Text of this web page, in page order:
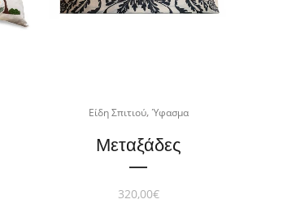
Είδη Σπιτιού, Ύφασμα
Μεταξάδες
320,00€